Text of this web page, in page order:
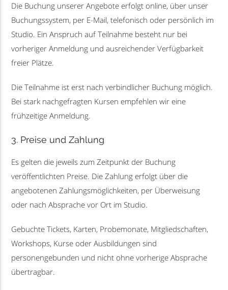
Die Buchung unserer Angebote erfolgt online, über unser
Buchungssystem, per E-Mail, telefonisch oder persönlich im
Studio. Ein Anspruch auf Teilnahme besteht nur bei
vorheriger Anmeldung und ausreichender Verfügbarkeit
freier Plätze.
Die Teilnahme ist erst nach verbindlicher Buchung möglich.
Bei stark nachgefragten Kursen empfehlen wir eine
frühzeitige Anmeldung.
3. Preise und Zahlung
Es gelten die jeweils zum Zeitpunkt der Buchung
veröffentlichten Preise. Die Zahlung erfolgt über die
angebotenen Zahlungsmöglichkeiten, per Überweisung
oder nach Absprache vor Ort im Studio.
Gebuchte Tickets, Karten, Probemonate, Mitgliedschaften,
Workshops, Kurse oder Ausbildungen sind
personengebunden und nicht ohne vorherige Absprache
übertragbar.